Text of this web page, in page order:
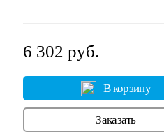
6 302 руб.
В корзину
Заказать